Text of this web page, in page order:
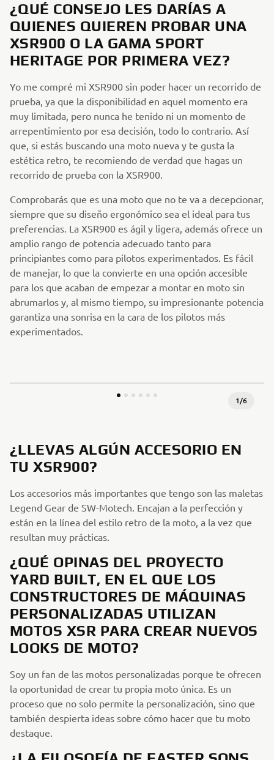
¿QUÉ CONSEJO LES DARÍAS A
QUIENES QUIEREN PROBAR UNA
XSR900 O LA GAMA SPORT
HERITAGE POR PRIMERA VEZ?
Yo me compré mi XSR900 sin poder hacer un recorrido de
prueba, ya que la disponibilidad en aquel momento era
muy limitada, pero nunca he tenido ni un momento de
arrepentimiento por esa decisión, todo lo contrario. Así
que, si estás buscando una moto nueva y te gusta la
estética retro, te recomiendo de verdad que hagas un
recorrido de prueba con la XSR900.
Comprobarás que es una moto que no te va a decepcionar,
siempre que su diseño ergonómico sea el ideal para tus
preferencias. La XSR900 es ágil y ligera, además ofrece un
amplio rango de potencia adecuado tanto para
principiantes como para pilotos experimentados. Es fácil
de manejar, lo que la convierte en una opción accesible
para los que acaban de empezar a montar en moto sin
abrumarlos y, al mismo tiempo, su impresionante potencia
garantiza una sonrisa en la cara de los pilotos más
experimentados.
1/6
¿LLEVAS ALGÚN ACCESORIO EN
TU XSR900?
Los accesorios más importantes que tengo son las maletas
Legend Gear de SW-Motech. Encajan a la perfección y
están en la línea del estilo retro de la moto, a la vez que
resultan muy prácticas.
¿QUÉ OPINAS DEL PROYECTO
YARD BUILT, EN EL QUE LOS
CONSTRUCTORES DE MÁQUINAS
PERSONALIZADAS UTILIZAN
MOTOS XSR PARA CREAR NUEVOS
LOOKS DE MOTO?
Soy un fan de las motos personalizadas porque te ofrecen
la oportunidad de crear tu propia moto única. Es un
proceso que no solo permite la personalización, sino que
también despierta ideas sobre cómo hacer que tu moto
destaque.